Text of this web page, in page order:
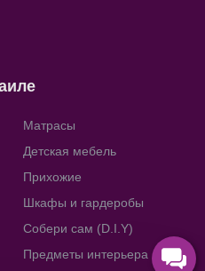
Матрасы
Детская мебель
Прихожие
Шкафы и гардеробы
Собери сам (D.I.Y)
Предметы интерьера